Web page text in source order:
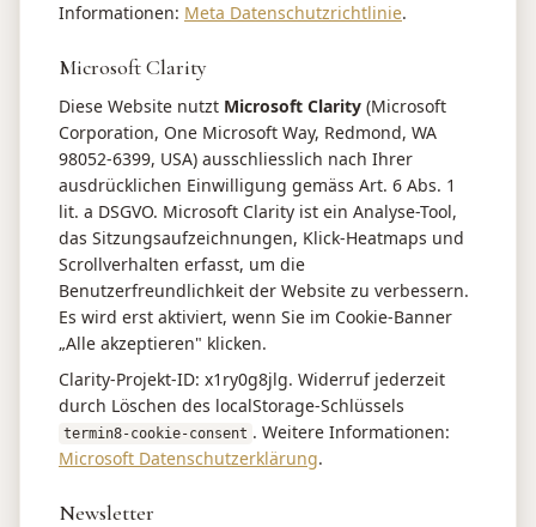
Informationen: Meta Datenschutzrichtlinie.
Microsoft Clarity
Diese Website nutzt Microsoft Clarity (Microsoft
Corporation, One Microsoft Way, Redmond, WA
98052-6399, USA) ausschliesslich nach Ihrer
ausdrücklichen Einwilligung gemäss Art. 6 Abs. 1
lit. a DSGVO. Microsoft Clarity ist ein Analyse-Tool,
das Sitzungsaufzeichnungen, Klick-Heatmaps und
Scrollverhalten erfasst, um die
Benutzerfreundlichkeit der Website zu verbessern.
Es wird erst aktiviert, wenn Sie im Cookie-Banner
„Alle akzeptieren" klicken.
Clarity-Projekt-ID: x1ry0g8jlg. Widerruf jederzeit
durch Löschen des localStorage-Schlüssels
termin8-cookie-consent . Weitere Informationen:
Microsoft Datenschutzerklärung.
Newsletter